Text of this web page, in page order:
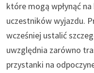
które mogą wpłynąć
uczestników wyjazdu.
wcześniej ustalić
uwzględnia zarówno
przystanki na